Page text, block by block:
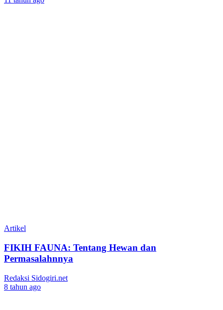
Artikel
FIKIH FAUNA: Tentang Hewan dan
Permasalahnnya
Redaksi Sidogiri.net
8 tahun ago